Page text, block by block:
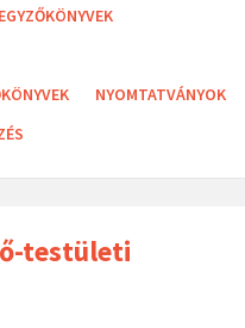
NYOMTATVÁNYOK
testületi